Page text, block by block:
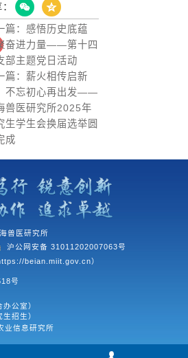
篇： 感悟历史底蕴
奋进力量——第十四
部主题党日活动
篇： 薪火相传启新
不忘初心再出发——
兽医研究所2025年
生学生会换届选举圆
成
兽医研究所
沪公网安备 31011202007063号
beian.miit.gov.cn）
号
公室）
招生）
业信息研究所